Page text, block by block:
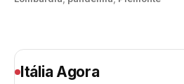
Itália Agora